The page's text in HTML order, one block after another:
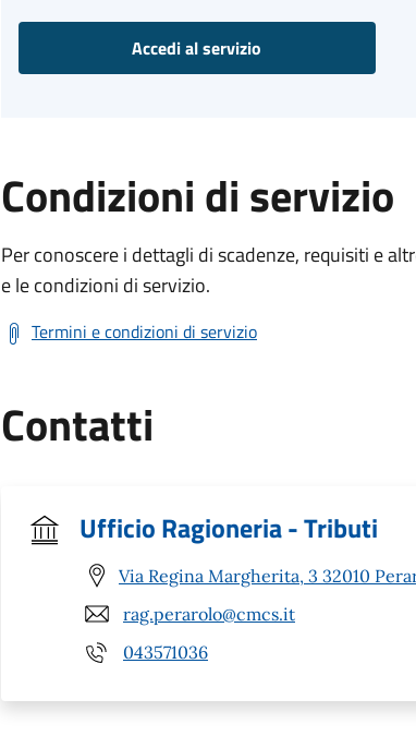
Accedi al servizio
Condizioni di servizio
Per conoscere i dettagli di scadenze, requisiti e
e le condizioni di servizio.
Termini e condizioni di servizio
Contatti
Ufficio Ragioneria - Tributi
Via Regina Margherita, 3 32010
rag.perarolo@cmcs.it
043571036